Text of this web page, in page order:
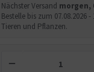
Nächster Versand morgen,
Bestelle bis zum
Tieren und Pflanzen.